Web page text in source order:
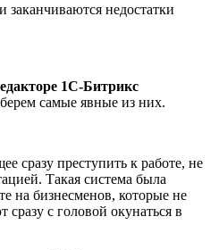
недостатки
1С-Битрикс
самые явные из них.
сразу преступить к работе, не
Такая система была
на бизнесменов, которые не
с головой окунаться в